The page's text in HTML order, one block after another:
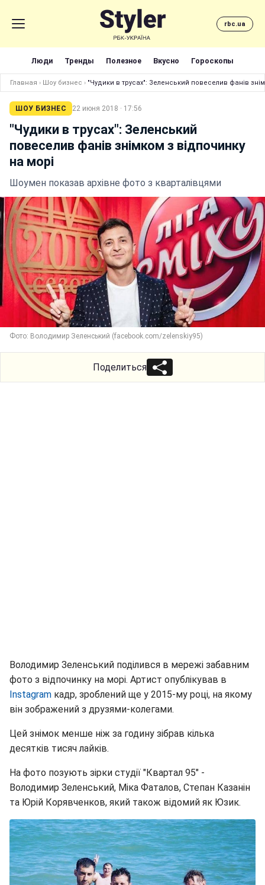
rbc.ua
Люди Тренды Полезное Вкусно Гороскопы
Главная › Шоу бизнес › "Чудики в трусах": Зеленський повеселив фанів
ШОУ БИЗНЕС 22 июня 2018 · 17:56
"Чудики в трусах": Зеленський
повеселив фанів знімком з відпочинку
на морі
Шоумен показав архівне фото з кварталівцями
Фото: Володимир Зеленський (facebook.com/zelenskiy95)
Поделиться
Володимир Зеленський поділився в мережі забавним
фото з відпочинку на морі. Артист опублікував в
Instagram кадр, зроблений ще у 2015-му році, на якому
він зображений з друзями-колегами.
Цей знімок менше ніж за годину зібрав кілька
десятків тисяч лайків.
На фото позують зірки студії "Квартал 95" -
Володимир Зеленський, Міка Фаталов, Степан Казанін
та Юрій Корявченков, який також відомий як Юзик.